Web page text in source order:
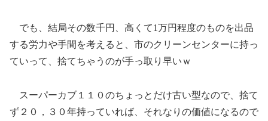
でも、結局その数千円、高くて1万円程度のものを出品
する労力や手間を考えると、市のクリーンセンターに持っ
ていって、捨てちゃうのが手っ取り早いｗ
スーパーカブ１１０のちょっとだけ古い型なので、捨て
ず２０，３０年持っていれば、それなりの価値になるので